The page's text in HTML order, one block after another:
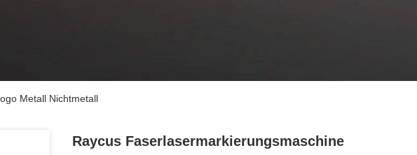
Metall Nichtmetall
Raycus Faserlasermarkierungsmaschine